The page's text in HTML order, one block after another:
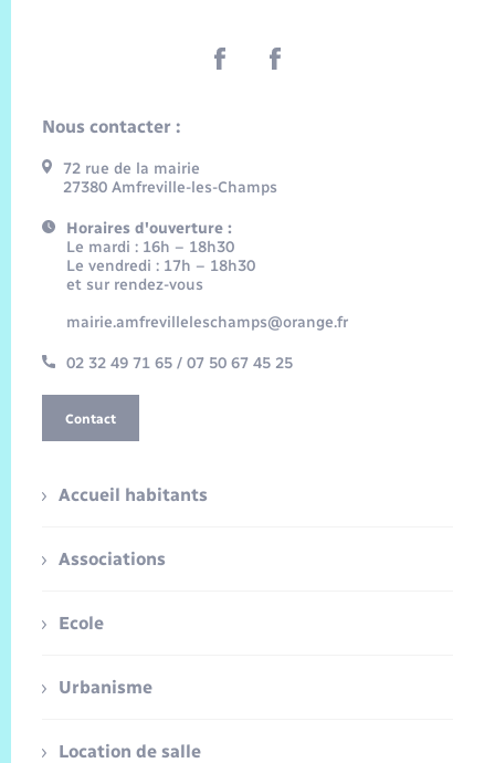
Nous contacter :
72 rue de la mairie
27380 Amfreville-les-Champs
Horaires d'ouverture :
Le mardi : 16h – 18h30
Le vendredi : 17h – 18h30
et sur rendez-vous
mairie.amfrevilleleschamps@orange.fr
02 32 49 71 65 / 07 50 67 45 25
Contact
Accueil habitants
Associations
Ecole
Urbanisme
Location de salle